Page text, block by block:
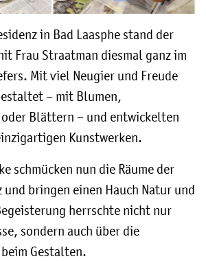
in Bad Laasphe stand der
Frau Straatman diesmal ganz im
Mit viel Neugier und Freude
– mit Blumen,
Blättern – und entwickelten
Kunstwerken.
schmücken nun die Räume der
und bringen einen Hauch Natur und
herrschte nicht nur
sondern auch über die
Gestalten.